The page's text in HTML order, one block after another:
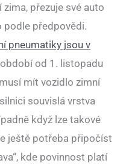
přezuje své auto
podle předpovědi.
pneumatiky jsou v
od 1. listopadu
mít vozidlo zimní
souvislá vrstva
když lze takové
ještě potřeba připočíst
kde povinnost platí